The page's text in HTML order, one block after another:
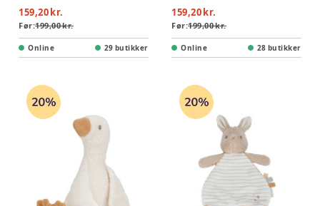
159,20 kr.
Før:199,00 kr.
Online 29 butikker
159,20 kr.
Før:199,00 kr.
Online 28 butikker